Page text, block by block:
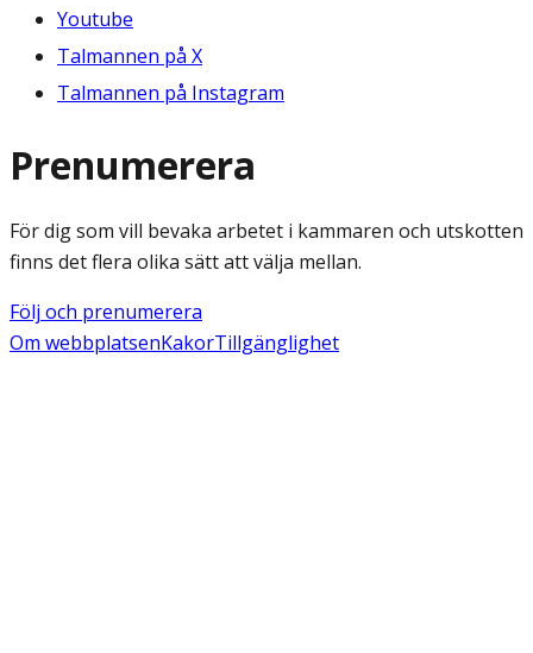
Youtube
Talmannen på X
Talmannen på Instagram
Prenumerera
För dig som vill bevaka arbetet i kammaren och utskotten
finns det flera olika sätt att välja mellan.
Följ och prenumerera
Om webbplatsenKakorTillgänglighet